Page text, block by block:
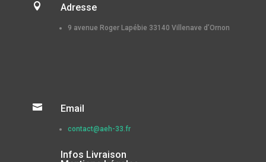
 Adresse
9 avenue Roger Lapébie 33140 Villenave d’Ornon
 Email
contact@aeh-33.fr
Infos Livraison